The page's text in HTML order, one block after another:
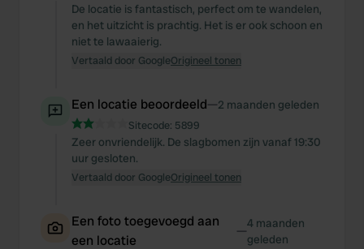
De locatie is fantastisch, perfect om te wandelen,
en het uitzicht is prachtig. Het is er ook schoon en
niet te lawaaierig.
Vertaald door GoogleOrigineel tonen
Een locatie beoordeeld—2 maanden geleden
Sitecode: 5899
Zeer onvriendelijk. De slagbomen zijn vanaf 19:30
uur gesloten.
Vertaald door GoogleOrigineel tonen
Een foto toegevoegd aan
een locatie
—4 maanden
geleden